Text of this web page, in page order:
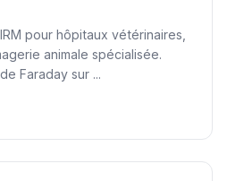
pour hôpitaux vétérinaires,
animale spécialisée.
Faraday sur ...